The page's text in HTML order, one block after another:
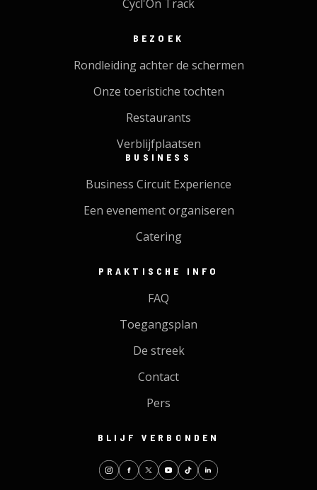
Cycl'On Track
BEZOEK
Rondleiding achter de schermen
Onze toeristiche tochten
Restaurants
Verblijfplaatsen
BUSINESS
Business Circuit Experience
Een evenement organiseren
Catering
PRAKTISCHE INFO
FAQ
Toegangsplan
De streek
Contact
Pers
BLIJF VERBONDEN